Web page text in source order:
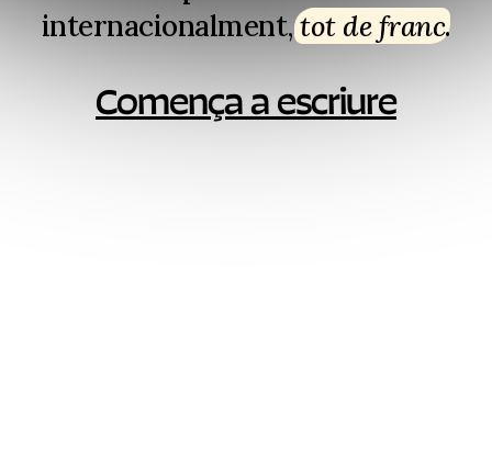
internacionalment,tot de franc⁠.
Comença a escriure